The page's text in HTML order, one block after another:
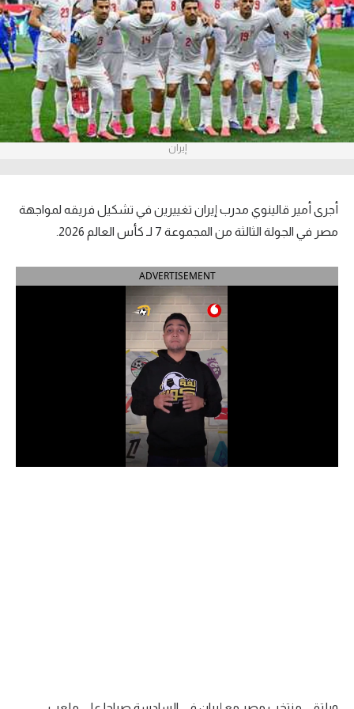
آراء حرة
ركن الألعاب
بطولات
أمريكا 2026
الدوري الإنجليزي الممتاز
الدوري الإسباني
الدوري السعودي للمحترفين
إيران
أجرى أمير قالينوي مدرب إيران تغييرين في تشكيل فريقه لمواجهة
مصر في الجولة الثالثة من المجموعة 7 لـ كأس العالم 2026.
ADVERTISEMENT